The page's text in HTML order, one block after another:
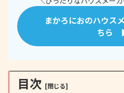
まかろにおのハウス
ちら
目次